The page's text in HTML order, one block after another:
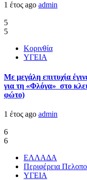
1 έτος ago admin
5
5
Κορινθία
ΥΓΕΙΑ
Με μεγάλη επιτυχία
για τη «Φλόγα» στο
φώτο)
1 έτος ago admin
6
6
ΕΛΛΑΔΑ
Περιφέρεια
ΥΓΕΙΑ